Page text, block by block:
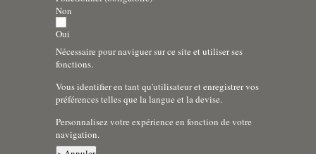
Non
Oui
Nécessaire pour naviguer sur ce site et utiliser ses
fonctions.
Vous identifier en tant qu'utilisateur et enregistrer vos
préférences telles que la langue et la devise.
Personnalisez votre expérience en fonction de votre
navigation.